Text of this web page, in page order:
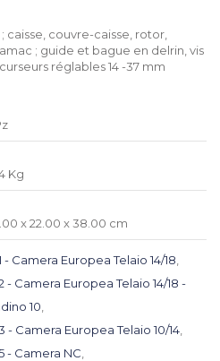
couvre-caisse, rotor,
; guide et bague en delrin, vis
réglables 14 -37 mm
Kg
x 22.00 x 38.00 cm
- Camera Europea Telaio 14/18
- Camera Europea Telaio 14/18 -
10
- Camera Europea Telaio 10/14
- Camera NC